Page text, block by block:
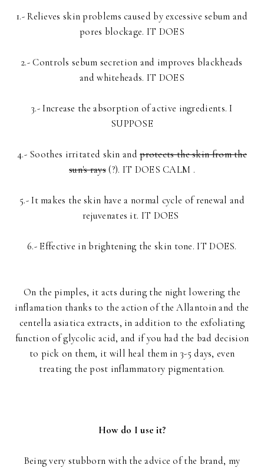
1.- Relieves skin problems caused by excessive sebum and
pores blockage. IT DOES
2.- Controls sebum secretion and improves blackheads
and whiteheads. IT DOES
3.- Increase the absorption of active ingredients. I
SUPPOSE
4.- Soothes irritated skin andprotects the skin from the
sun's rays(?). IT DOES CALM .
5.- It makes the skin have a normal cycle of renewal and
rejuvenates it. IT DOES
6.- Effective in brightening the skin tone. IT DOES.
On the pimples, it acts during the night lowering the
inflamation thanks to the action of the Allantoin and the
centella asiatica extracts, in addition to the exfoliating
function of glycolic acid, and if you had the bad decision
to pick on them, it will heal them in 3-5 days, even
treating the post inflammatory pigmentation.
How do I use it?
Being very stubborn with the advice of the brand, my